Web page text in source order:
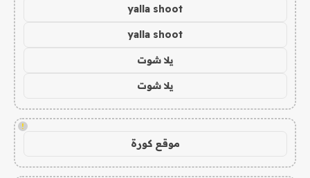
yalla shoot
yalla shoot
يلا شوت
يلا شوت
!
موقع كورة